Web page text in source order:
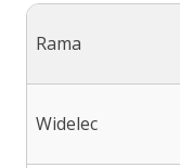
Rama
Widelec